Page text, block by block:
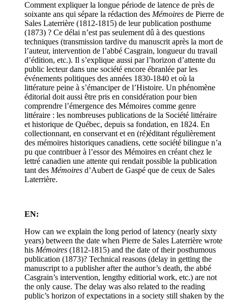
Comment expliquer la longue période de latence de près de
soixante ans qui sépare la rédaction des Mémoires de Pierre de
Sales Laterrière (1812-1815) de leur publication posthume
(1873) ? Ce délai n’est pas seulement dû à des questions
techniques (transmission tardive du manuscrit après la mort de
l’auteur, intervention de l’abbé Casgrain, longueur du travail
d’édition, etc.). Il s’explique aussi par l’horizon d’attente du
public lecteur dans une société encore ébranlée par les
événements politiques des années 1830-1840 et où la
littérature peine à s’émanciper de l’Histoire. Un phénomène
éditorial doit aussi être pris en considération pour bien
comprendre l’émergence des Mémoires comme genre
littéraire : les nombreuses publications de la Société littéraire
et historique de Québec, depuis sa fondation, en 1824. En
collectionnant, en conservant et en (ré)éditant régulièrement
des mémoires historiques canadiens, cette société bilingue n’a
pu que contribuer à l’essor des Mémoires en créant chez le
lettré canadien une attente qui rendait possible la publication
tant des Mémoires d’Aubert de Gaspé que de ceux de Sales
Laterrière.
EN:
How can we explain the long period of latency (nearly sixty
years) between the date when Pierre de Sales Laterrière wrote
his Mémoires (1812-1815) and the date of their posthumous
publication (1873)? Technical reasons (delay in getting the
manuscript to a publisher after the author’s death, the abbé
Casgrain’s intervention, lengthy editiorial work, etc.) are not
the only cause. The delay was also related to the reading
public’s horizon of expectations in a society still shaken by the